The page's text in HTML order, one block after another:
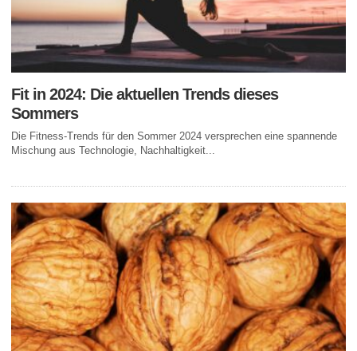
Fit in 2024: Die aktuellen Trends dieses
Sommers
Die Fitness-Trends für den Sommer 2024 versprechen eine spannende
Mischung aus Technologie, Nachhaltigkeit...